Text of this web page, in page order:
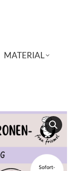
MATERIAL
MATERIAL